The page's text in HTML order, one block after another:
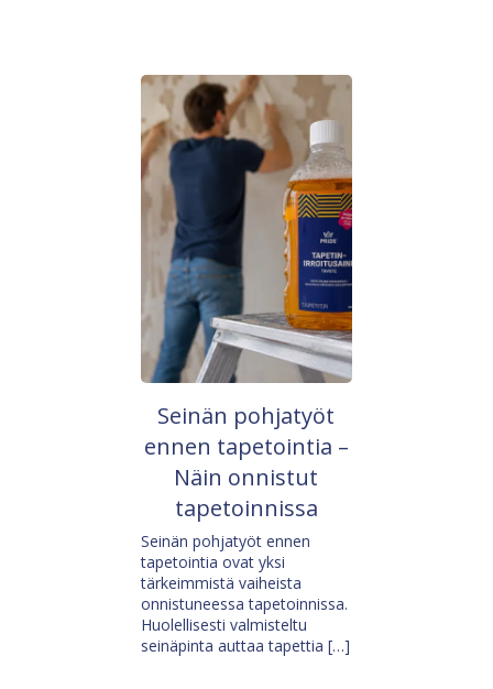
Seinän pohjatyöt
ennen tapetointia –
Näin onnistut
tapetoinnissa
Seinän pohjatyöt ennen
tapetointia ovat yksi
tärkeimmistä vaiheista
onnistuneessa tapetoinnissa.
Huolellisesti valmisteltu
seinäpinta auttaa tapettia […]